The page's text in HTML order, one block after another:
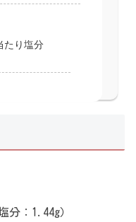
たり塩分
分：1.44g）